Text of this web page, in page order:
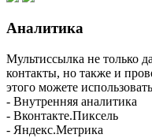
Аналитика
Мультиссылка не только
контакты, но также и
этого можете
- Внутренняя аналитика
- Вконтакте.Пиксель
- Яндекс.Метрика